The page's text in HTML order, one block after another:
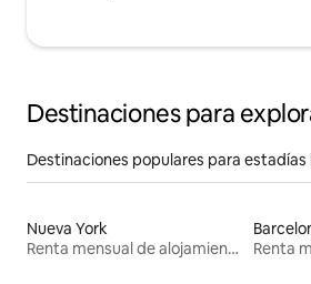
Destinaciones para
Destinaciones populares para estadías
Nueva York
Renta mensual de alojamientos